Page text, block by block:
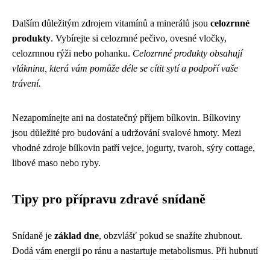
Dalším důležitým zdrojem vitamínů a minerálů jsou celozrnné
produkty. Vybírejte si celozrnné pečivo, ovesné vločky,
celozrnnou rýži nebo pohanku. Celozrnné produkty obsahují
vlákninu, která vám pomůže déle se cítit sytí a podpoří vaše
trávení.
Nezapomínejte ani na dostatečný příjem bílkovin. Bílkoviny
jsou důležité pro budování a udržování svalové hmoty. Mezi
vhodné zdroje bílkovin patří vejce, jogurty, tvaroh, sýry cottage,
libové maso nebo ryby.
Tipy pro přípravu zdravé snídaně
Snídaně je základ dne, obzvlášť pokud se snažíte zhubnout.
Dodá vám energii po ránu a nastartuje metabolismus. Při hubnutí